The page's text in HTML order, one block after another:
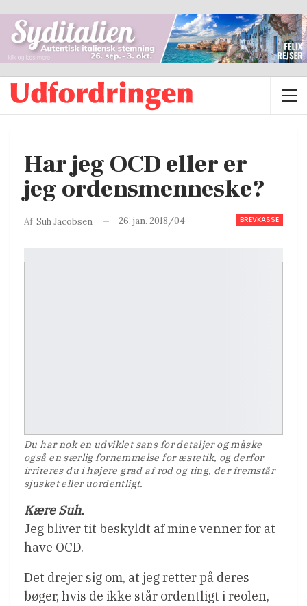
Har jeg OCD eller er
jeg ordensmenneske?
BREVKASSE
Af Suh Jacobsen 26. jan. 2018/04
Du har nok en udviklet sans for detaljer og måske
også en særlig fornemmelse for æstetik, og derfor
irriteres du i højere grad af rod og ting, der fremstår
sjusket eller uordentligt.
Kære Suh.
Jeg bliver tit beskyldt af mine venner for at
have OCD.
Det drejer sig om, at jeg retter på deres
bøger, hvis de ikke står ordentligt i reolen,